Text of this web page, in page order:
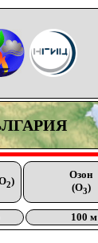
2)
Озон
(O3)
100 м